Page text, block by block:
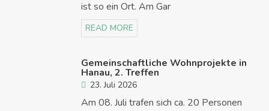
ist so ein Ort. Am Gar
READ MORE
Gemeinschaftliche Wohnprojekte in
Hanau, 2. Treffen
23. Juli 2026
Am 08. Juli trafen sich ca. 20 Personen